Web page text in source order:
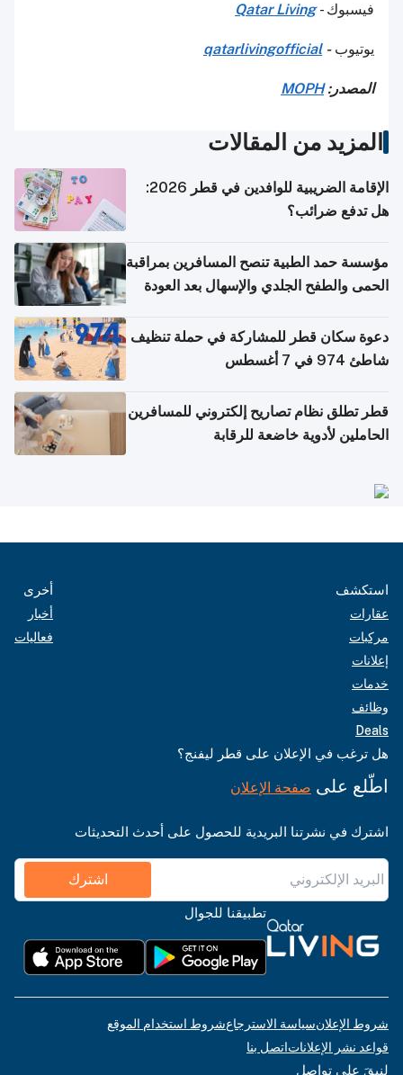
فيسبوك -Qatar Living
يوتيوب-
qatarlivingofficial
المصدر:MOPH
المزيد من المقالات
الإقامة الضريبية للوافدين في قطر 2026:
هل تدفع ضرائب؟
مؤسسة حمد الطبية تنصح المسافرين بمراقبة
الحمى والطفح الجلدي والإسهال بعد العودة
دعوة سكان قطر للمشاركة في حملة تنظيف
شاطئ 974 في 7 أغسطس
قطر تطلق نظام تصاريح إلكتروني للمسافرين
الحاملين لأدوية خاضعة للرقابة
استكشف
عقارات
مركبات
إعلانات
خدمات
وظائف
Deals
أخرى
أخبار
فعاليات
هل ترغب في الإعلان على قطر ليفنج؟
اطّلع على صفحة الإعلان
اشترك في نشرتنا البريدية للحصول على أحدث التحديثات
اشترك
تطبيقنا للجوال
شروط الإعلانسياسة الاسترجاعشروط استخدام الموقع
قواعد نشر الإعلاناتاتصل بنا
لنبقَ على تواصل